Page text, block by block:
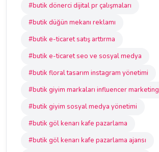
#butik dönerci dijital pr çalışmaları
#butik düğün mekanı reklamı
#butik e-ticaret satış arttırma
#butik e-ticaret seo ve sosyal medya
#butik floral tasarım instagram yönetimi
#butik giyim markaları influencer marketing
#butik giyim sosyal medya yönetimi
#butik göl kenarı kafe pazarlama
#butik göl kenarı kafe pazarlama ajansı